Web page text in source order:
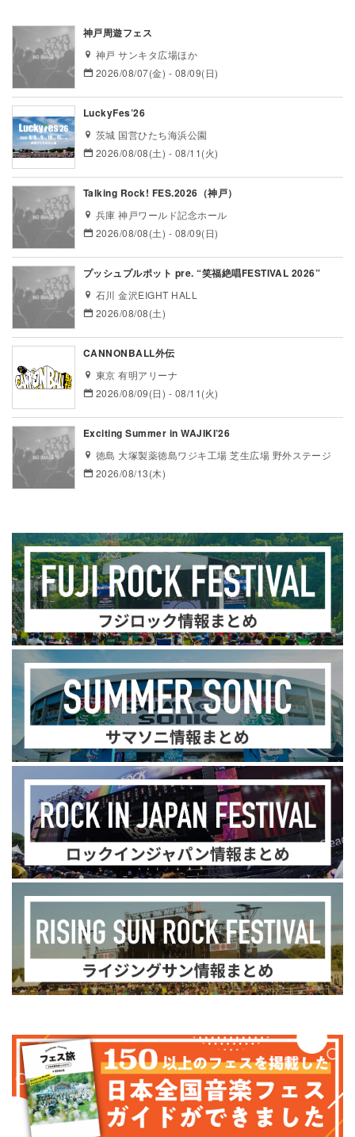
神戸周遊フェス
神戸 サンキタ広場ほか
2026/08/07(金) - 08/09(日)
LuckyFes’26
茨城 国営ひたち海浜公園
2026/08/08(土) - 08/11(火)
Talking Rock! FES.2026（神戸）
兵庫 神戸ワールド記念ホール
2026/08/08(土) - 08/09(日)
プッシュプルポット pre. “笑福絶唱FESTIVAL 2026”
石川 金沢EIGHT HALL
2026/08/08(土)
CANNONBALL外伝
東京 有明アリーナ
2026/08/09(日) - 08/11(火)
Exciting Summer in WAJIKI’26
徳島 大塚製薬徳島ワジキ工場 芝生広場 野外ステージ
2026/08/13(木)